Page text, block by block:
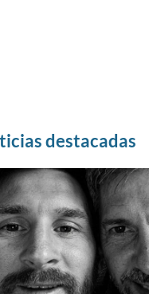
destacadas